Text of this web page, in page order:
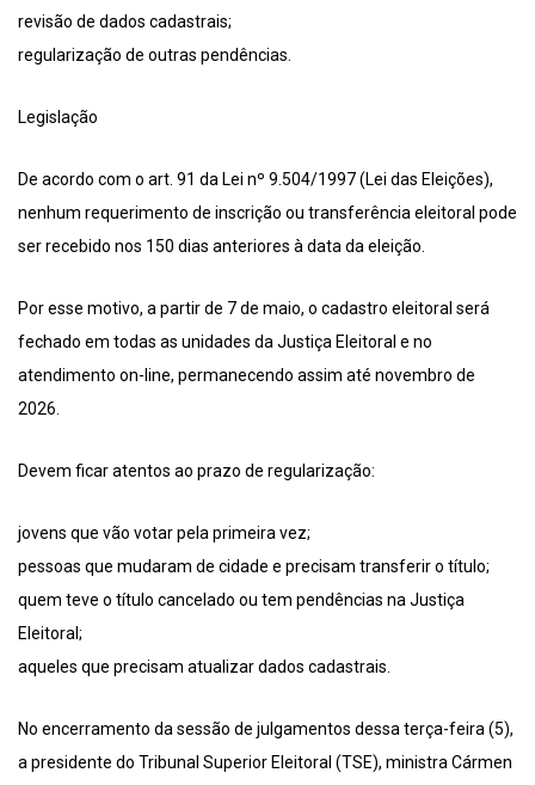
revisão de dados cadastrais;
regularização de outras pendências.
Legislação
De acordo com o art. 91 da Lei nº 9.504/1997 (Lei das Eleições),
nenhum requerimento de inscrição ou transferência eleitoral pode
ser recebido nos 150 dias anteriores à data da eleição.
Por esse motivo, a partir de 7 de maio, o cadastro eleitoral será
fechado em todas as unidades da Justiça Eleitoral e no
atendimento on-line, permanecendo assim até novembro de
2026.
Devem ficar atentos ao prazo de regularização:
jovens que vão votar pela primeira vez;
pessoas que mudaram de cidade e precisam transferir o título;
quem teve o título cancelado ou tem pendências na Justiça
Eleitoral;
aqueles que precisam atualizar dados cadastrais.
No encerramento da sessão de julgamentos dessa terça-feira (5),
a presidente do Tribunal Superior Eleitoral (TSE), ministra Cármen